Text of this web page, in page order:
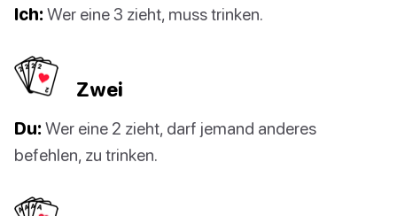
Ich: Wer eine 3 zieht, muss trinken.
Zwei
Du: Wer eine 2 zieht, darf jemand anderes
befehlen, zu trinken.